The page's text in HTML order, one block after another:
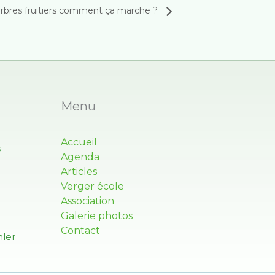
fruitiers comment ça marche ?
Menu
Accueil
Agenda
Articles
Verger école
Association
Galerie photos
Contact